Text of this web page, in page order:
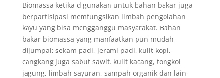
Biomassa ketika digunakan untuk bahan bakar juga
berpartisipasi memfungsikan limbah pengolahan
kayu yang bisa mengganggu masyarakat. Bahan
bakar biomassa yang manfaatkan pun mudah
dijumpai; sekam padi, jerami padi, kulit kopi,
cangkang juga sabut sawit, kulit kacang, tongkol
jagung, limbah sayuran, sampah organik dan lain-